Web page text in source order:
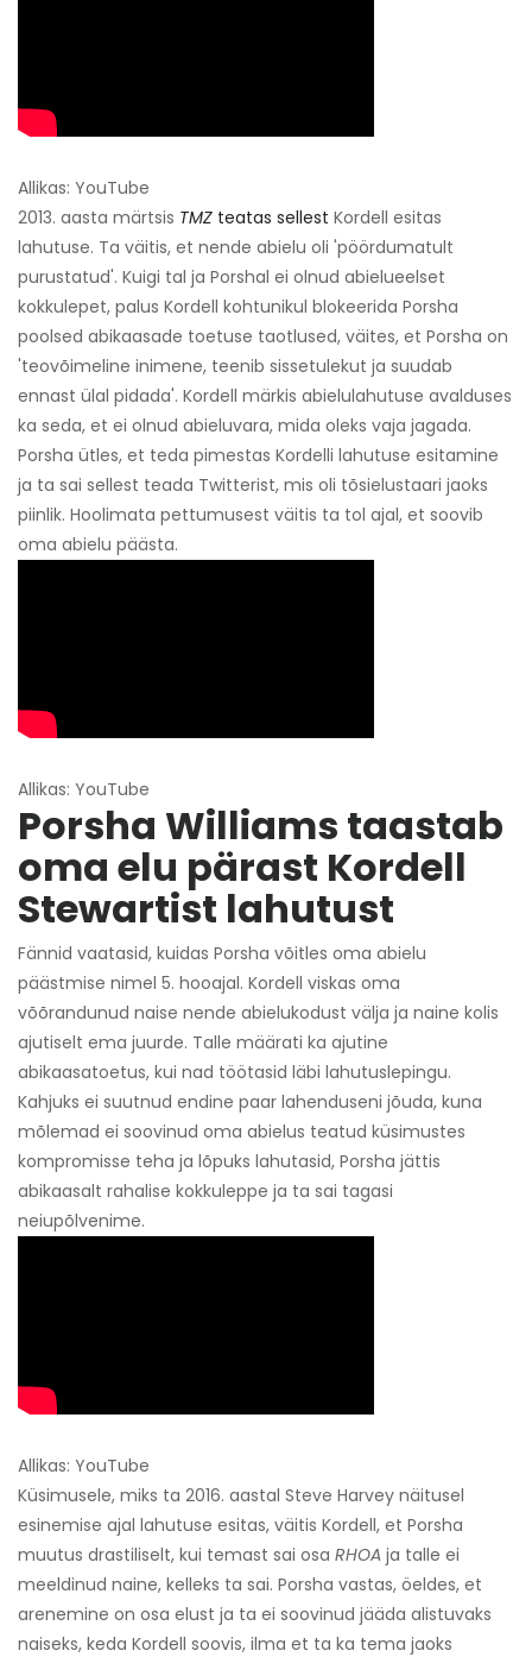
Allikas: YouTube
2013. aasta märtsis TMZ teatas sellest Kordell esitas
lahutuse. Ta väitis, et nende abielu oli 'pöördumatult
purustatud'. Kuigi tal ja Porshal ei olnud abielueelset
kokkulepet, palus Kordell kohtunikul blokeerida Porsha
poolsed abikaasade toetuse taotlused, väites, et Porsha on
'teovõimeline inimene, teenib sissetulekut ja suudab
ennast ülal pidada'. Kordell märkis abielulahutuse avalduses
ka seda, et ei olnud abieluvara, mida oleks vaja jagada.
Porsha ütles, et teda pimestas Kordelli lahutuse esitamine
ja ta sai sellest teada Twitterist, mis oli tõsielustaari jaoks
piinlik. Hoolimata pettumusest väitis ta tol ajal, et soovib
oma abielu päästa.
Allikas: YouTube
Porsha Williams taastab
oma elu pärast Kordell
Stewartist lahutust
Fännid vaatasid, kuidas Porsha võitles oma abielu
päästmise nimel 5. hooajal. Kordell viskas oma
võõrandunud naise nende abielukodust välja ja naine kolis
ajutiselt ema juurde. Talle määrati ka ajutine
abikaasatoetus, kui nad töötasid läbi lahutuslepingu.
Kahjuks ei suutnud endine paar lahenduseni jõuda, kuna
mõlemad ei soovinud oma abielus teatud küsimustes
kompromisse teha ja lõpuks lahutasid, Porsha jättis
abikaasalt rahalise kokkuleppe ja ta sai tagasi
neiupõlvenime.
Allikas: YouTube
Küsimusele, miks ta 2016. aastal Steve Harvey näitusel
esinemise ajal lahutuse esitas, väitis Kordell, et Porsha
muutus drastiliselt, kui temast sai osa RHOA ja talle ei
meeldinud naine, kelleks ta sai. Porsha vastas, öeldes, et
arenemine on osa elust ja ta ei soovinud jääda alistuvaks
naiseks, keda Kordell soovis, ilma et ta ka tema jaoks